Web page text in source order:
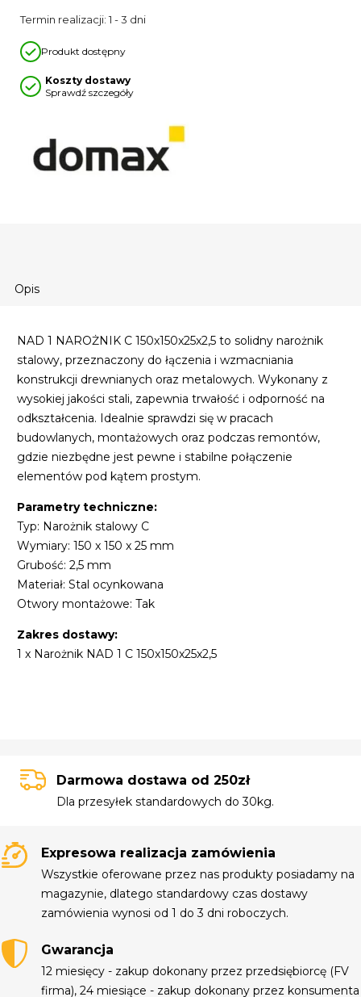
Opis
NAD 1 NAROŻNIK C 150x150x25x2,5 to solidny narożnik
stalowy, przeznaczony do łączenia i wzmacniania
konstrukcji drewnianych oraz metalowych. Wykonany z
wysokiej jakości stali, zapewnia trwałość i odporność na
odkształcenia. Idealnie sprawdzi się w pracach
budowlanych, montażowych oraz podczas remontów,
gdzie niezbędne jest pewne i stabilne połączenie
elementów pod kątem prostym.
Parametry techniczne:
Typ: Narożnik stalowy C
Wymiary: 150 x 150 x 25 mm
Grubość: 2,5 mm
Materiał: Stal ocynkowana
Otwory montażowe: Tak
Zakres dostawy:
1 x Narożnik NAD 1 C 150x150x25x2,5
Darmowa dostawa od 250zł
Dla przesyłek standardowych do 30kg.
Expresowa realizacja zamówienia
Wszystkie oferowane przez nas produkty posiadamy na
magazynie, dlatego standardowy czas dostawy
zamówienia wynosi od 1 do 3 dni roboczych.
Gwarancja
12 miesięcy - zakup dokonany przez przedsiębiorcę (FV
firma), 24 miesiące - zakup dokonany przez konsumenta
Termin realizacji: 1 - 3 dni
Produkt dostępny
Koszty dostawy
Sprawdź szczegóły